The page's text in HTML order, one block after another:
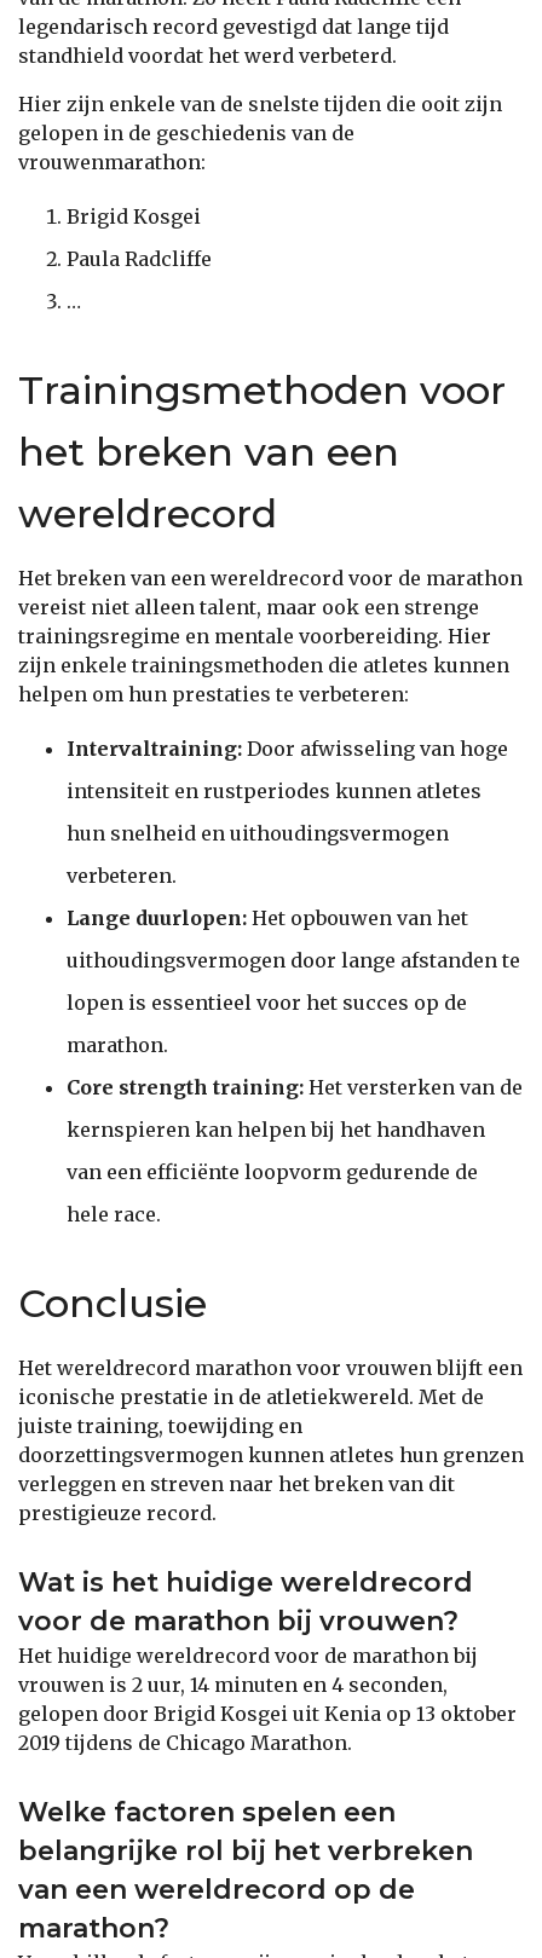
legendarisch record gevestigd dat lange tijd
standhield voordat het werd verbeterd.
Hier zijn enkele van de snelste tijden die ooit zijn
gelopen in de geschiedenis van de
vrouwenmarathon:
Brigid Kosgei
Paula Radcliffe
…
Trainingsmethoden voor
het breken van een
wereldrecord
Het breken van een wereldrecord voor de marathon
vereist niet alleen talent, maar ook een strenge
trainingsregime en mentale voorbereiding. Hier
zijn enkele trainingsmethoden die atletes kunnen
helpen om hun prestaties te verbeteren:
Intervaltraining: Door afwisseling van hoge
intensiteit en rustperiodes kunnen atletes
hun snelheid en uithoudingsvermogen
verbeteren.
Lange duurlopen: Het opbouwen van het
uithoudingsvermogen door lange afstanden te
lopen is essentieel voor het succes op de
marathon.
Core strength training: Het versterken van de
kernspieren kan helpen bij het handhaven
van een efficiënte loopvorm gedurende de
hele race.
Conclusie
Het wereldrecord marathon voor vrouwen blijft een
iconische prestatie in de atletiekwereld. Met de
juiste training, toewijding en
doorzettingsvermogen kunnen atletes hun grenzen
verleggen en streven naar het breken van dit
prestigieuze record.
Wat is het huidige wereldrecord
voor de marathon bij vrouwen?
Het huidige wereldrecord voor de marathon bij
vrouwen is 2 uur, 14 minuten en 4 seconden,
gelopen door Brigid Kosgei uit Kenia op 13 oktober
2019 tijdens de Chicago Marathon.
Welke factoren spelen een
belangrijke rol bij het verbreken
van een wereldrecord op de
marathon?